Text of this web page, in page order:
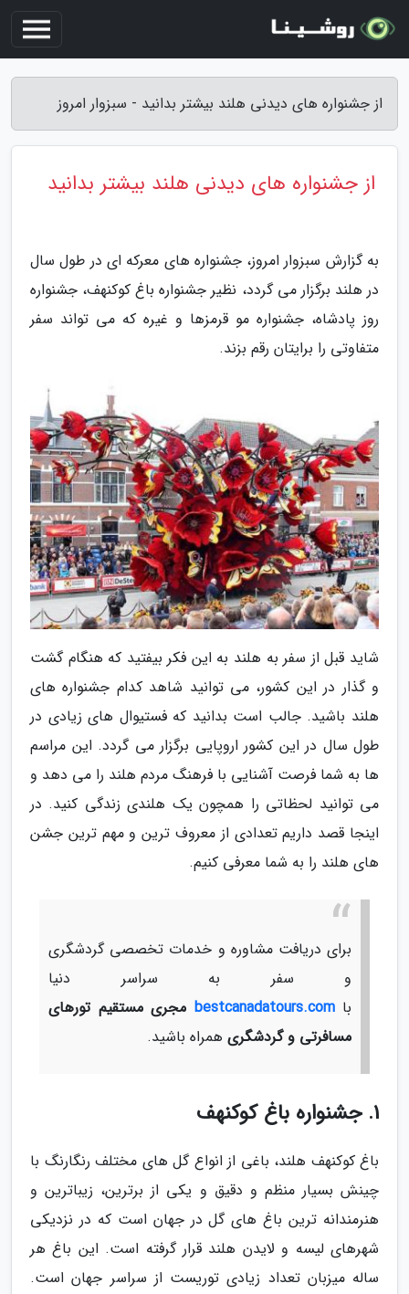
از جشنواره های دیدنی هلند بیشتر بدانید - سبزوار امروز
از جشنواره های دیدنی هلند بیشتر بدانید
به گزارش سبزوار امروز، جشنواره های معرکه ای در طول سال
در هلند برگزار می گردد، نظیر جشنواره باغ کوکنهف، جشنواره
روز پادشاه، جشنواره مو قرمزها و غیره که می تواند سفر
متفاوتی را برایتان رقم بزند.
شاید قبل از سفر به هلند به این فکر بیفتید که هنگام گشت
و گذار در این کشور، می توانید شاهد کدام جشنواره های
هلند باشید. جالب است بدانید که فستیوال های زیادی در
طول سال در این کشور اروپایی برگزار می گردد. این مراسم
ها به شما فرصت آشنایی با فرهنگ مردم هلند را می دهد و
می توانید لحظاتی را همچون یک هلندی زندگی کنید. در
اینجا قصد داریم تعدادی از معروف ترین و مهم ترین جشن
های هلند را به شما معرفی کنیم.
برای دریافت مشاوره و خدمات تخصصی گردشگری
و سفر به سراسر دنیا
باbestcanadatours.com مجری مستقیم تورهای
مسافرتی و گردشگری همراه باشید.
1. جشنواره باغ کوکنهف
باغ کوکنهف هلند، باغی از انواع گل های مختلف رنگارنگ با
چینش بسیار منظم و دقیق و یکی از برترین، زیباترین و
هنرمندانه ترین باغ های گل در جهان است که در نزدیکی
شهرهای لیسه و لایدن هلند قرار گرفته است. این باغ هر
ساله میزبان تعداد زیادی توریست از سراسر جهان است.